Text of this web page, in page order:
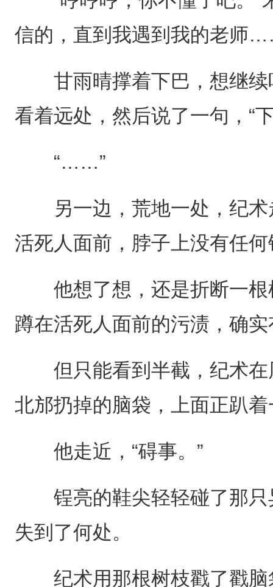
信的，直到我遇到我的老师
甘雨晴撑着下巴，想继续
看着远处，然后说了一句，“
“……”
另一边，荒地一处，纪术
活死人面前，脖子上没有任
他想了想，还是折断一根
蹲在活死人面前的污渍，确
但只能看到半截，纪术在
北邡扔掉的脑袋，上面正趴
他走近，“碍事。”
锃亮的鞋尖轻轻碰了那只
失到了何处。
纪术用那根树枝戳了戳脑